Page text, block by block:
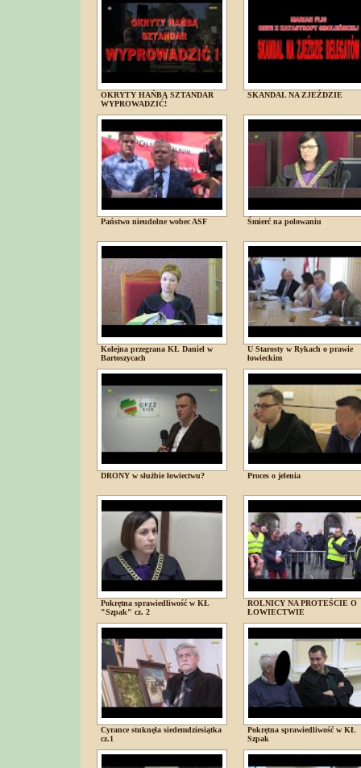
OKRYTY HAŃBĄ SZTANDAR
WYPROWADZIĆ!
SKANDAL NA ZJEŹDZIE
Państwo nieudolne wobec ASF Śmierć na polowaniu
Kolejna przegrana KŁ Daniel w
Bartoszycach
U Starosty w Rykach o prawie
łowieckim
DRONY w służbie łowiectwu? Proces o jelenia
Pokrętna sprawiedliwość w KŁ
"Szpak" cz. 2
ROLNICY NA PROTEŚCIE O
ŁOWIECTWIE
Cyrance stuknęła siedemdziesiątka
cz.1
Pokrętna sprawiedliwość w KŁ
Szpak